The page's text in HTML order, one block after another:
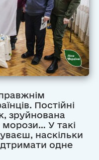
Постійні
зруйнована
морози… У такі
наскільки
одне